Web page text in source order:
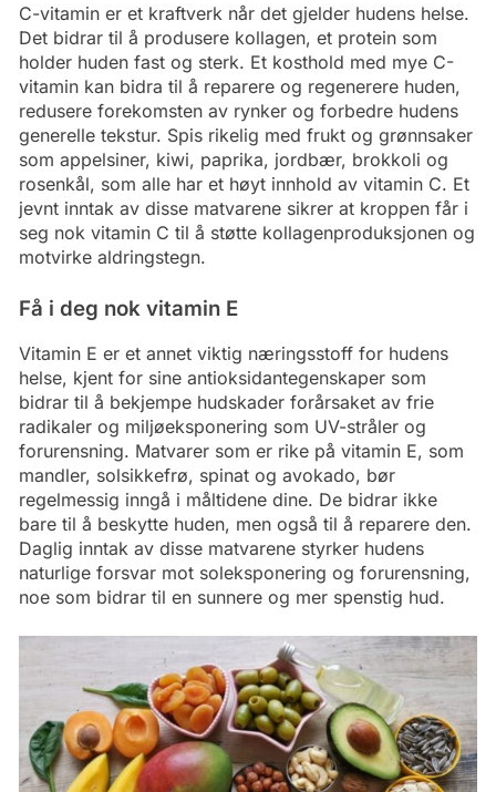
C-vitamin er et kraftverk når det gjelder hudens helse.
Det bidrar til å produsere kollagen, et protein som
holder huden fast og sterk. Et kosthold med mye C-
vitamin kan bidra til å reparere og regenerere huden,
redusere forekomsten av rynker og forbedre hudens
generelle tekstur. Spis rikelig med frukt og grønnsaker
som appelsiner, kiwi, paprika, jordbær, brokkoli og
rosenkål, som alle har et høyt innhold av vitamin C. Et
jevnt inntak av disse matvarene sikrer at kroppen får i
seg nok vitamin C til å støtte kollagenproduksjonen og
motvirke aldringstegn.
Få i deg nok vitamin E
Vitamin E er et annet viktig næringsstoff for hudens
helse, kjent for sine antioksidantegenskaper som
bidrar til å bekjempe hudskader forårsaket av frie
radikaler og miljøeksponering som UV-stråler og
forurensning. Matvarer som er rike på vitamin E, som
mandler, solsikkefrø, spinat og avokado, bør
regelmessig inngå i måltidene dine. De bidrar ikke
bare til å beskytte huden, men også til å reparere den.
Daglig inntak av disse matvarene styrker hudens
naturlige forsvar mot soleksponering og forurensning,
noe som bidrar til en sunnere og mer spenstig hud.